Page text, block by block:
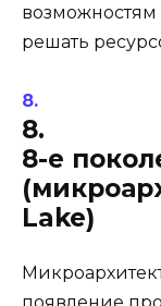
возможностям
решать
8.
8-е
Lake)